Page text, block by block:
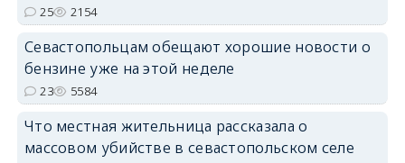
25 2154
Севастопольцам обещают хорошие новости о
бензине уже на этой неделе
23 5584
Что местная жительница рассказала о
массовом убийстве в севастопольском селе